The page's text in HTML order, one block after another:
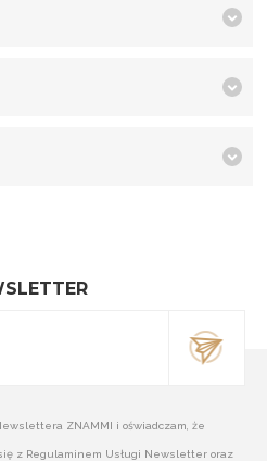
ZNAMMI i oświadczam, że
z Regulaminem Usługi Newsletter oraz